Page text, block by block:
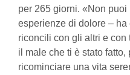
per 265 giorni. «Non
esperienze di dolore –
riconcili con gli altri e con
il male che ti è stato fatto,
ricominciare una vita